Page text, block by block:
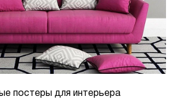
постеры для интерьера